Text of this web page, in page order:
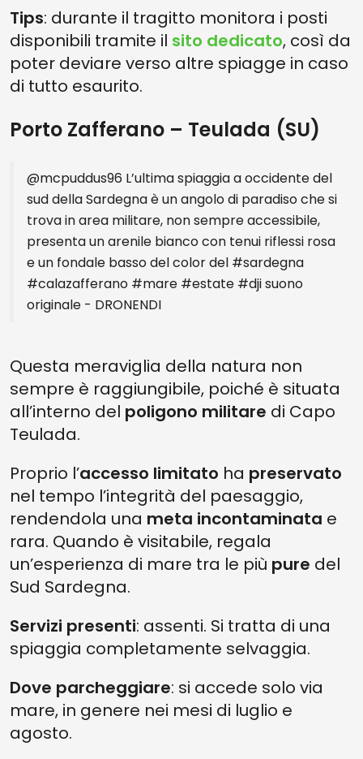
Tips: durante il tragitto monitora i posti
disponibili tramite il sito dedicato, così da
poter deviare verso altre spiagge in caso
di tutto esaurito.
Porto Zafferano – Teulada (SU)
@mcpuddus96 L’ultima spiaggia a occidente del
sud della Sardegna è un angolo di paradiso che si
trova in area militare, non sempre accessibile,
presenta un arenile bianco con tenui riflessi rosa
e un fondale basso del color del #sardegna
#calazafferano #mare #estate #djisuono
originale - DRONENDI
Questa meraviglia della natura non
sempre è raggiungibile, poiché è situata
all’interno del poligono militare di Capo
Teulada.
Proprio l’accesso limitato ha preservato
nel tempo l’integrità del paesaggio,
rendendola una meta incontaminata e
rara. Quando è visitabile, regala
un’esperienza di mare tra le più pure del
Sud Sardegna.
Servizi presenti: assenti. Si tratta di una
spiaggia completamente selvaggia.
Dove parcheggiare: si accede solo via
mare, in genere nei mesi di luglio e
agosto.